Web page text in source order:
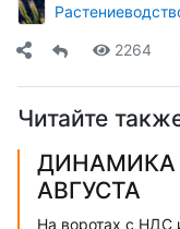
2264
Читайте
ДИНАМИКА
АВГУСТА
На воротах с НДС